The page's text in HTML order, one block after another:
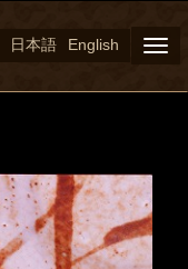
日本語 English